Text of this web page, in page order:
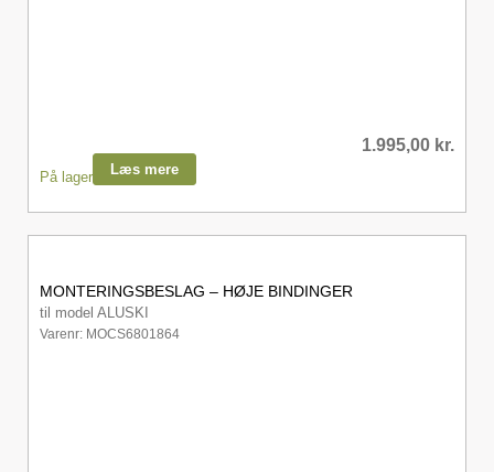
1.995,00 kr.
På lager Læs mere
MONTERINGSBESLAG – HØJE BINDINGER
til model ALUSKI
Varenr: MOCS6801864